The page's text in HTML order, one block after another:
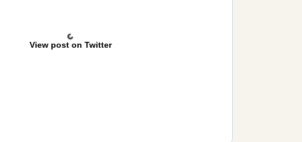
View post on Twitter